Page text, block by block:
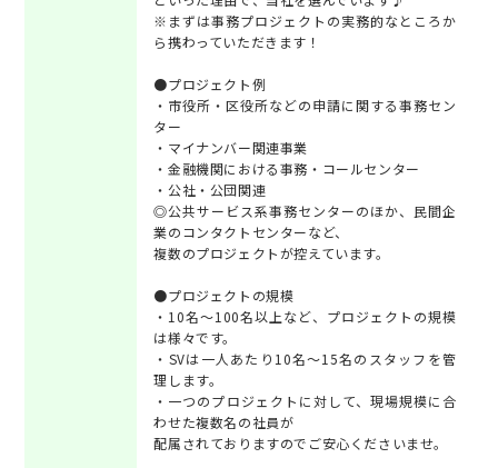
※まずは事務プロジェクトの実務的なところか
ら携わっていただきます！
●プロジェクト例
・市役所・区役所などの申請に関する事務セン
ター
・マイナンバー関連事業
・金融機関における事務・コールセンター
・公社・公団関連
◎公共サービス系事務センターのほか、民間企
業のコンタクトセンターなど、
複数のプロジェクトが控えています。
●プロジェクトの規模
・10名～100名以上など、プロジェクトの規模
は様々です。
・SVは一人あたり10名～15名のスタッフを管
理します。
・一つのプロジェクトに対して、現場規模に合
わせた複数名の社員が
配属されておりますのでご安心くださいませ。